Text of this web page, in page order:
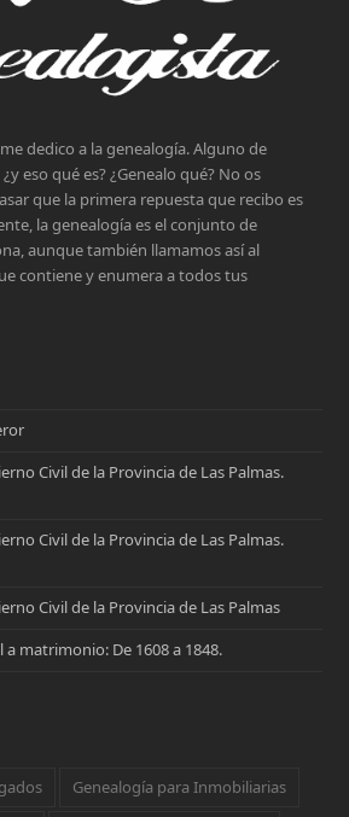
dedico a la genealogía. Alguno de
eso qué es? ¿Genealo qué? No os
que la primera repuesta que recibo es
la genealogía es el conjunto de
aunque también llamamos así al
contiene y enumera a todos tus
Civil de la Provincia de Las Palmas.
Civil de la Provincia de Las Palmas.
Civil de la Provincia de Las Palmas
matrimonio: De 1608 a 1848.
Genealogía para Inmobiliarias